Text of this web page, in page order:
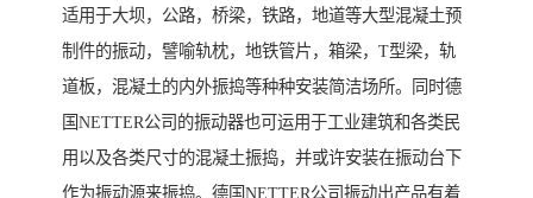
适用于大坝，公路，桥梁，铁路，地道等大型混凝土预
制件的振动，譬喻轨枕，地铁管片，箱梁，T型梁，轨
道板，混凝土的内外振捣等种种安装简洁场所。同时德
国NETTER公司的振动器也可运用于工业建筑和各类民
用以及各类尺寸的混凝土振捣，并或许安装在振动台下
作为振动源来振捣。德国NETTER公司振动出产品有着